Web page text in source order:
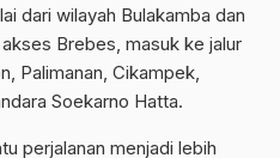
dari wilayah Bulakamba dan
Brebes, masuk ke jalur
Palimanan, Cikampek,
Soekarno Hatta.
perjalanan menjadi lebih